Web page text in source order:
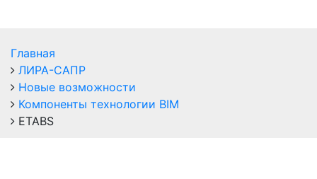
Главная
ЛИРА-САПР
Новые возможности
Компоненты технологии ВIM
ETABS